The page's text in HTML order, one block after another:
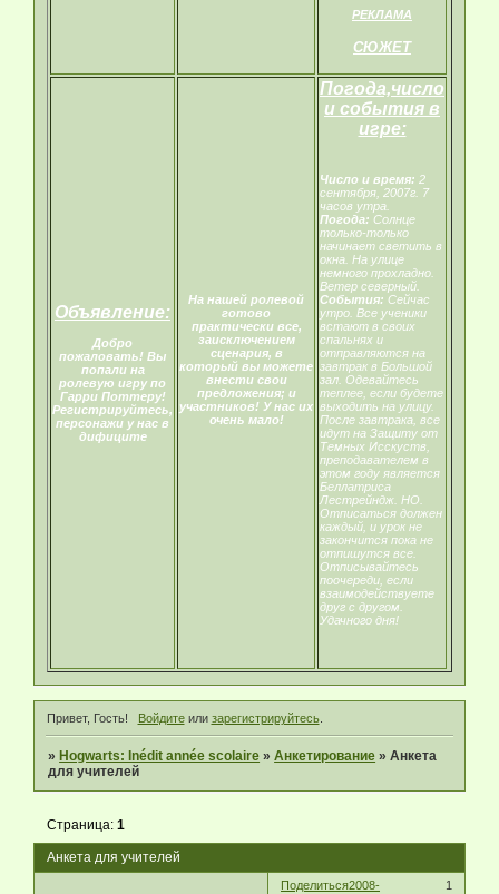
РЕКЛАМА
СЮЖЕТ
Объявление:
Добро
пожаловать! Вы
попали на
ролевую игру по
Гарри Поттеру!
Регистрируйтесь,
персонажи у нас в
дифиците
На нашей ролевой
готово
практически все,
заисключением
сценария, в
который вы можете
внести свои
предложения; и
участников! У нас их
очень мало!
Погода,число
и события в
игре:
Число и время: 2
сентября, 2007г. 7
часов утра.
Погода: Солнце
только-только
начинает светить в
окна. На улице
немного прохладно.
Ветер северный.
События: Сейчас
утро. Все ученики
встают в своих
спальнях и
отправляются на
завтрак в Большой
зал. Одевайтесь
теплее, если будете
выходить на улицу.
После завтрака, все
идут на Защиту от
Темных Исскуств,
преподавателем в
этом году является
Беллатриса
Лестрейндж. НО.
Отписаться должен
каждый, и урок не
закончится пока не
отпишутся все.
Отписывайтесь
поочереди, если
взаимодействуете
друг с другом.
Удачного дня!
Привет, Гость! Войдитеили зарегистрируйтесь.
»Hogwarts: Inédit année scolaire »Анкетирование »Анкета
для учителей
Анкета для учителей
Страница:1
Поделиться 1
2008-